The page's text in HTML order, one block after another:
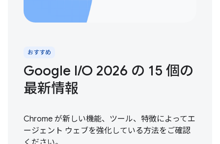
おすすめ
Google I/O 2026 の 15 個の
最新情報
Chrome が新しい機能、ツール、特徴によってエ
ージェント ウェブを強化している方法をご確認